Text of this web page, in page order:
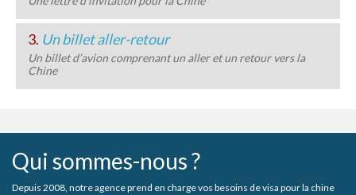
3. Un billet aller-retour
Un billet d’avion comprenant un aller et un retour vers la
Chine
Qui sommes-nous ?
Depuis 2008, notre agence prend en charge vos besoins de visa pour la chine